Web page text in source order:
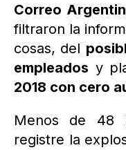
Correo
filtraron la
cosas, del
empleados y
2018 con cero
Menos de 48
registre la